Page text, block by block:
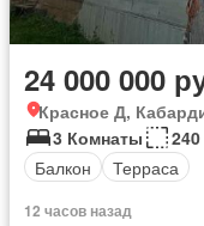
24 000 000
Красное Д,
3 Комнаты
Балкон
Терраса
12 часов назад